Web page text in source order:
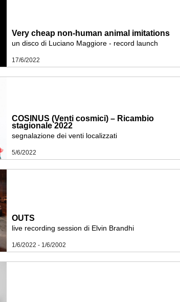
Very cheap non-human animal imitations
un disco di Luciano Maggiore - record launch
17/6/2022
COSINUS (Venti cosmici) – Ricambio
stagionale 2022
segnalazione dei venti localizzati
5/6/2022
OUTS
live recording session di Elvin Brandhi
1/6/2022 - 1/6/2002